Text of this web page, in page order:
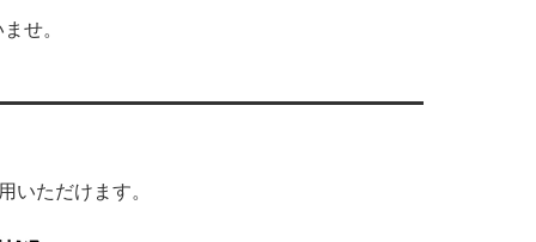
せ。
いただけます。